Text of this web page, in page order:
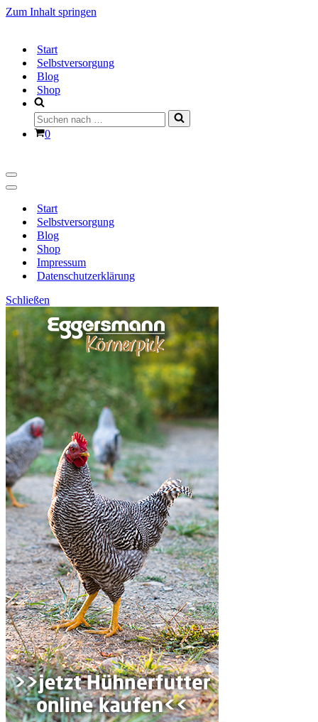
Zum Inhalt springen
Start
Selbstversorgung
Blog
Shop
Suchen
nach …
Warenkorb
0
Navigationsmenü
Navigationsmenü
Start
Selbstversorgung
Blog
Shop
Impressum
Datenschutzerklärung
Schließen